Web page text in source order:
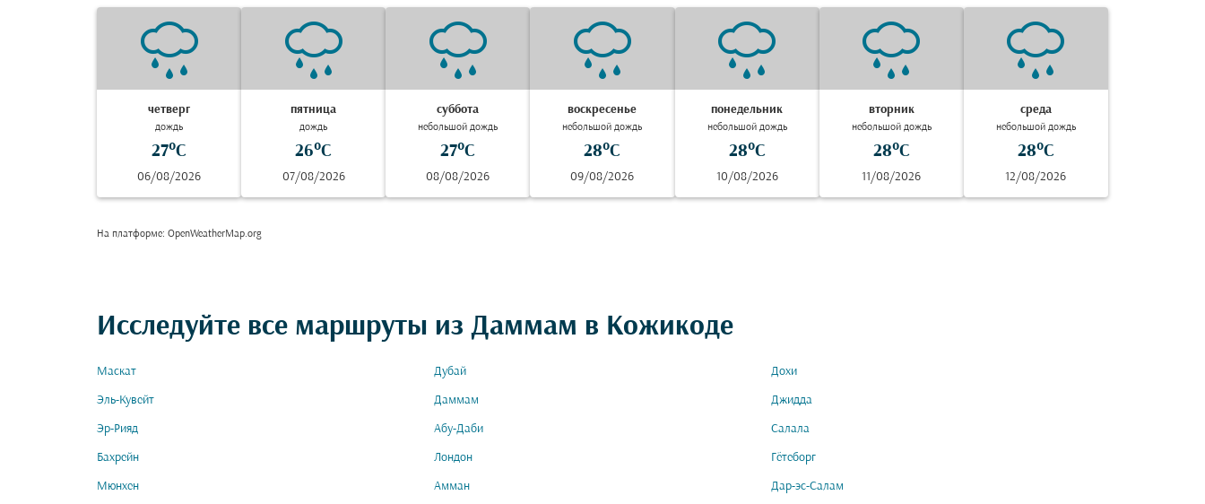
четверг
дождь
27°C
06/08/2026
пятница
дождь
26°C
07/08/2026
суббота
небольшой дождь
27°C
08/08/2026
воскресенье
небольшой дождь
28°C
09/08/2026
понедельник
небольшой дождь
28°C
10/08/2026
вторник
небольшой дождь
28°C
11/08/2026
среда
небольшой дождь
28°C
12/08/2026
На платформе: OpenWeatherMap.org
Исследуйте все маршруты из Даммам в Кожикоде
Маскат Дубай Дохи
Эль-Кувейт Даммам Джидда
Эр-Рияд Абу-Даби Салала
Бахрейн Лондон Гётеборг
Мюнхен Амман Дар-эс-Салам